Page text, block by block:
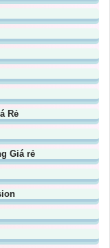
Rẻ
Giá rẻ